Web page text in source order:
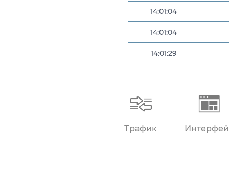
14:01:04
14:01:04
14:01:29
Трафик